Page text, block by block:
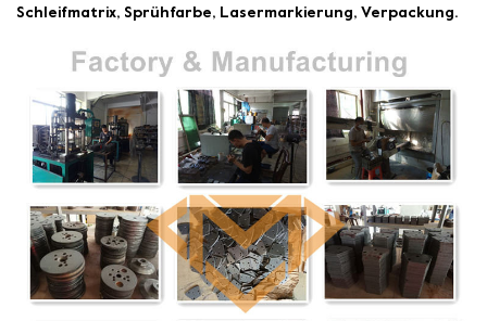
Schleifmatrix, Sprühfarbe, Lasermarkierung, Verpackung.